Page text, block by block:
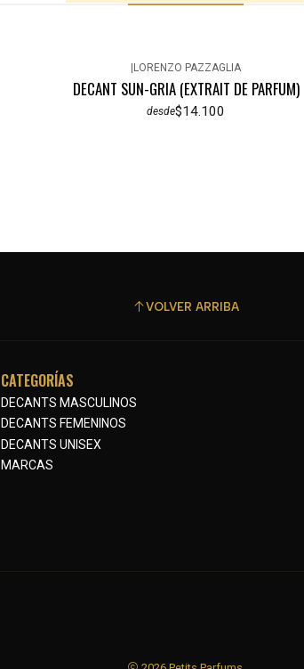
LORENZO PAZZAGLIA
DECANT SUN-GRIA (EXTRAIT DE PARFUM)
desde$14.100
VOLVER ARRIBA
CATEGORÍAS
DECANTS MASCULINOS
DECANTS FEMENINOS
DECANTS UNISEX
MARCAS